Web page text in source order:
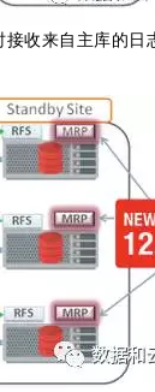
收来自主库的